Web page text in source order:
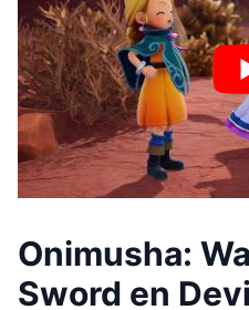
Onimusha:
Sword en